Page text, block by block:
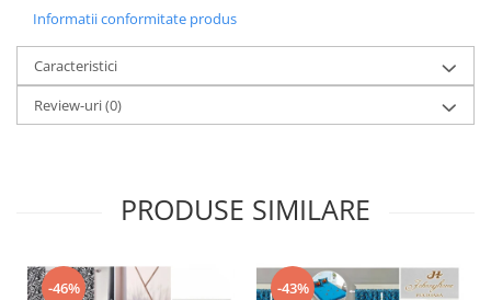
Informatii conformitate produs
Caracteristici
Review-uri(0)
PRODUSE SIMILARE
-46% -43%